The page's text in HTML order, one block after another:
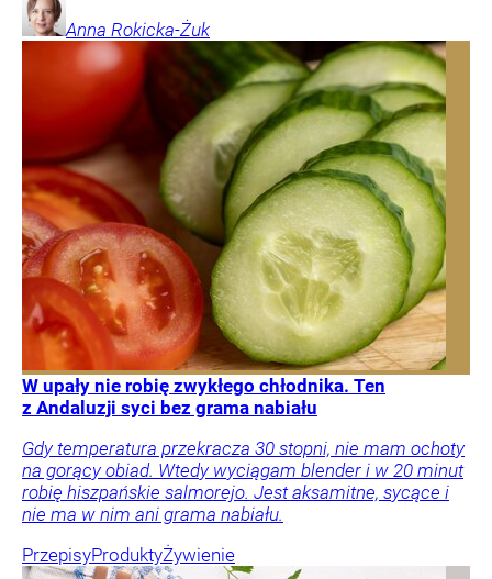
Anna Rokicka-Żuk
W upały nie robię zwykłego chłodnika. Ten
z Andaluzji syci bez grama nabiału
Gdy temperatura przekracza 30 stopni, nie mam ochoty
na gorący obiad. Wtedy wyciągam blender i w 20 minut
robię hiszpańskie salmorejo. Jest aksamitne, sycące i
nie ma w nim ani grama nabiału.
PrzepisyProduktyŻywienie